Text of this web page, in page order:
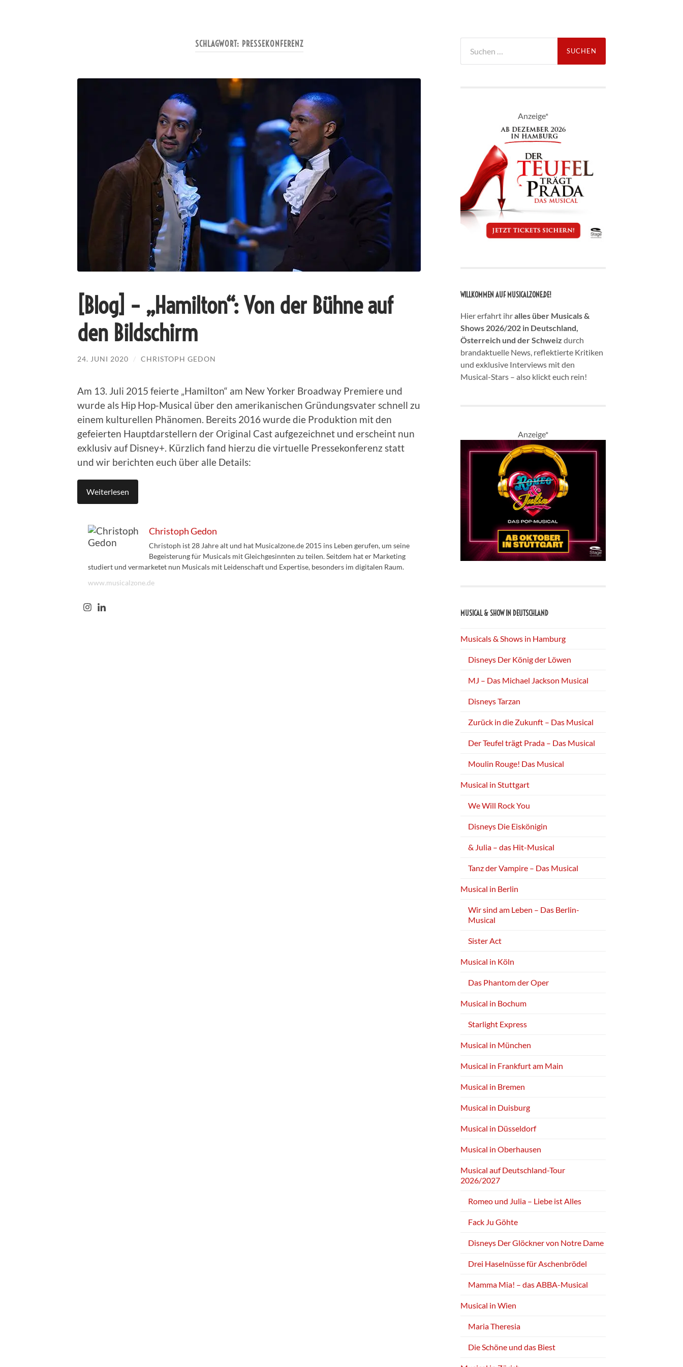
SCHLAGWORT: PRESSEKONFERENZ
[Blog] – „Hamilton“: Von der Bühne auf
den Bildschirm
24. JUNI 2020 / CHRISTOPH GEDON
Am 13. Juli 2015 feierte „Hamilton“ am New Yorker Broadway Premiere und
wurde als Hip Hop-Musical über den amerikanischen Gründungsvater schnell zu
einem kulturellen Phänomen. Bereits 2016 wurde die Produktion mit den
gefeierten Hauptdarstellern der Original Cast aufgezeichnet und erscheint nun
exklusiv auf Disney+. Kürzlich fand hierzu die virtuelle Pressekonferenz statt
und wir berichten euch über alle Details:
Weiterlesen
Christoph Gedon
Christoph ist 28 Jahre alt und hat Musicalzone.de 2015 ins Leben gerufen, um seine
Begeisterung für Musicals mit Gleichgesinnten zu teilen. Seitdem hat er Marketing
studiert und vermarketet nun Musicals mit Leidenschaft und Expertise, besonders im digitalen Raum.
www.musicalzone.de
nach:
Anzeige*
WILLKOMMEN AUF MUSICALZONE.DE!
Hier erfahrt ihralles über Musicals &
Shows 2026/202 in Deutschland,
Österreich und der Schweiz durch
brandaktuelle News, reflektierte Kritiken
und exklusive Interviews mit den
Musical-Stars – also klickt euch rein!
Anzeige*
MUSICAL & SHOW IN DEUTSCHLAND
Musicals & Shows in Hamburg
Disneys Der König der Löwen
MJ – Das Michael Jackson Musical
Disneys Tarzan
Zurück in die Zukunft – Das Musical
Der Teufel trägt Prada – Das Musical
Moulin Rouge! Das Musical
Musical in Stuttgart
We Will Rock You
Disneys Die Eiskönigin
& Julia – das Hit-Musical
Tanz der Vampire – Das Musical
Musical in Berlin
Wir sind am Leben – Das Berlin-
Musical
Sister Act
Musical in Köln
Das Phantom der Oper
Musical in Bochum
Starlight Express
Musical in München
Musical in Frankfurt am Main
Musical in Bremen
Musical in Duisburg
Musical in Düsseldorf
Musical in Oberhausen
Musical auf Deutschland-Tour
2026/2027
Romeo und Julia – Liebe ist Alles
Fack Ju Göhte
Disneys Der Glöckner von Notre Dame
Drei Haselnüsse für Aschenbrödel
Mamma Mia! – das ABBA-Musical
Musical in Wien
Maria Theresia
Die Schöne und das Biest